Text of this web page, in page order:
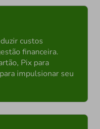
custos
financeira.
Pix para
impulsionar seu